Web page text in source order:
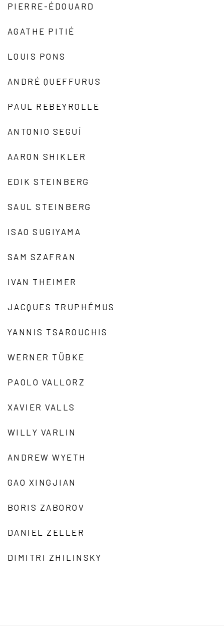
PIERRE-ÉDOUARD
AGATHE PITIÉ
LOUIS PONS
ANDRÉ QUEFFURUS
PAUL REBEYROLLE
ANTONIO SEGUÍ
AARON SHIKLER
EDIK STEINBERG
SAUL STEINBERG
ISAO SUGIYAMA
SAM SZAFRAN
IVAN THEIMER
JACQUES TRUPHÉMUS
YANNIS TSAROUCHIS
WERNER TÜBKE
PAOLO VALLORZ
XAVIER VALLS
WILLY VARLIN
ANDREW WYETH
GAO XINGJIAN
BORIS ZABOROV
DANIEL ZELLER
DIMITRI ZHILINSKY